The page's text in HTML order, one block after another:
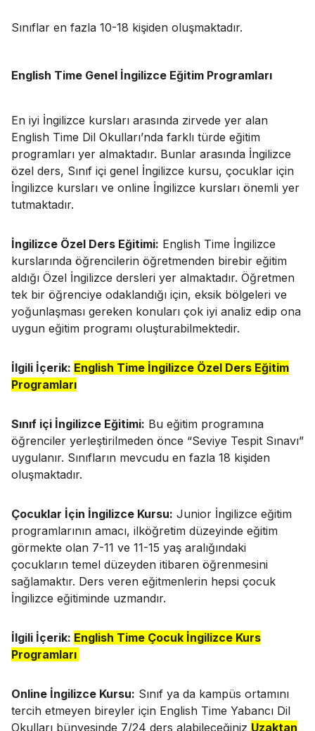
Sınıflar en fazla 10-18 kişiden oluşmaktadır.
English Time Genel İngilizce Eğitim Programları
En iyi İngilizce kursları arasında zirvede yer alan
English Time Dil Okulları’nda farklı türde eğitim
programları yer almaktadır. Bunlar arasında İngilizce
özel ders, Sınıf içi genel İngilizce kursu, çocuklar için
İngilizce kursları ve online İngilizce kursları önemli yer
tutmaktadır.
İngilizce Özel Ders Eğitimi: English Time İngilizce
kurslarında öğrencilerin öğretmenden birebir eğitim
aldığı Özel İngilizce dersleri yer almaktadır. Öğretmen
tek bir öğrenciye odaklandığı için, eksik bölgeleri ve
yoğunlaşması gereken konuları çok iyi analiz edip ona
uygun eğitim programı oluşturabilmektedir.
İlgili İçerik: English Time İngilizce Özel Ders Eğitim
Programları
Sınıf içi İngilizce Eğitimi: Bu eğitim programına
öğrenciler yerleştirilmeden önce “Seviye Tespit Sınavı”
uygulanır. Sınıfların mevcudu en fazla 18 kişiden
oluşmaktadır.
Çocuklar İçin İngilizce Kursu: Junior İngilizce eğitim
programlarının amacı, ilköğretim düzeyinde eğitim
görmekte olan 7-11 ve 11-15 yaş aralığındaki
çocukların temel düzeyden itibaren öğrenmesini
sağlamaktır. Ders veren eğitmenlerin hepsi çocuk
İngilizce eğitiminde uzmandır.
İlgili İçerik: English Time Çocuk İngilizce Kurs
Programları
Online İngilizce Kursu: Sınıf ya da kampüs ortamını
tercih etmeyen bireyler için English Time Yabancı Dil
Okulları bünyesinde 7/24 ders alabileceğiniz Uzaktan